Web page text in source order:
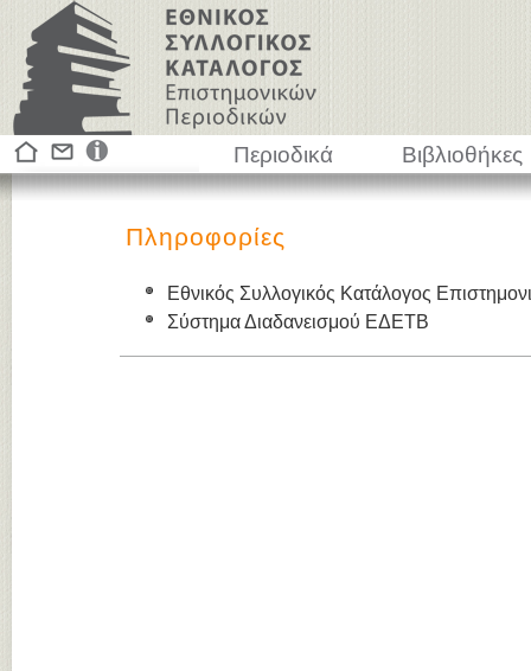
Περιοδικά Βιβλιοθήκες
Πληροφορίες
Εθνικός Συλλογικός Κατάλογος
Σύστημα Διαδανεισμού ΕΔΕΤΒ